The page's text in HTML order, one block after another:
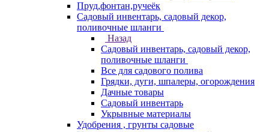
Пруд,фонтан,ручеёк
Садовый инвентарь, садовый декор,
поливочные шланги
Назад
Садовый инвентарь, садовый декор,
поливочные шланги
Все для садового полива
Грядки, дуги, шпалеры, огорождения
Дачные товары
Садовый инвентарь
Укрывные материалы
Удобрения , грунты садовые